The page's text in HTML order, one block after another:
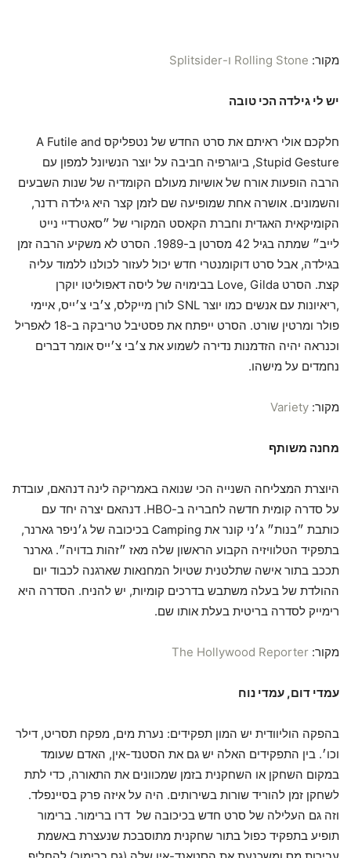
מקור: Rolling Stone ו-Splitsider
יש לי גילדה הכי טובה
חלקכם אולי ראיתם את סרט החדש של נטפליקס A Futile and
Stupid Gesture, ביוגרפיה חביבה על יוצר הנשיונל למפון עם
הרבה הופעות אורח של אושיות מעולם הקומדיה של שנות השבעים
והשמונים. אושרה אחת שמופיעה שם לזמן קצר היא גילדה רדנר,
הקומיקאית האגדית וחברת הקאסט המקורי של ״סאטרדיי נייט
לייב״ שמתה בגיל 42 מסרטן ב-1989. הסרט לא משקיע הרבה זמן
בגילדה, אבל סרט דוקומנטרי חדש יכול לעזור לכולנו ללמוד עליה
קצת. הסרט Love, Gilda בבימויה של ליסה דאפוליטו יוקרן
,ריאיונות עם אנשים כמו יוצר SNL לורן מייקלס, צ׳בי צ׳ייס, איימי
פולר ומרטין שורט. הסרט ייפתח את פסטיבל טריבקה ב-18 לאפריל
וכנראה יהיה הזדמנות נדירה לשמוע את צ׳בי צ׳ייס אומר דברים
נחמדים על מישהו.
מקור: Variety
מחנה משותף
היוצרת המצליחה השנייה הכי שנואה באמריקה לינה דנהאם, עובדת
על סדרה קומית חדשה לחבריה ב-HBO. דנהאם יצרה יחד עם
כותבת ״בנות״ ג׳ני קונר את Camping בכיכובה של ג׳ניפר גארנר,
בתפקיד הטלוויזיה הקבוע הראשון שלה מאז ״זהות בדויה״. גארנר
תככב בתור אישה שתלטנית שטיול המחנאות שארגנה לכבוד יום
ההולדת של בעלה משתבש בדרכים קומיות, יש להניח. הסדרה היא
רימייק לסדרה בריטית בעלת אותו שם.
מקור: The Hollywood Reporter
עמדי דום, עמדי נוח
בהפקה הוליוודית יש המון תפקידים: נערת מים, מפקח תסריט, דילר
וכו׳. בין התפקידים האלה יש גם את הסטנד-אין, האדם שעומד
במקום השחקן או השחקנית בזמן שמכוונים את התאורה, כדי לתת
לשחקן זמן להוריד שורות בשירותים. היה על איזה פרק בסיינפלד.
וזה גם העלילה של סרט חדש בכיכובה של דרו ברימור. ברימור
תופיע בתפקיד כפול בתור שחקנית מתוסבכת שנעצרת באשמת